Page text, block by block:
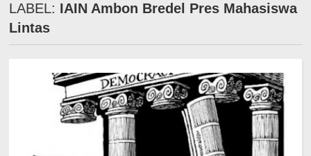
LABEL: IAIN Ambon Bredel Pres Mahasiswa
Lintas